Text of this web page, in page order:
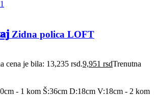
Zidna polica LOFT
cena je bila: 13,235 rsd.9,951 rsdTrenutna
- 1 kom Š:36cm D:18cm V:18cm - 2 kom